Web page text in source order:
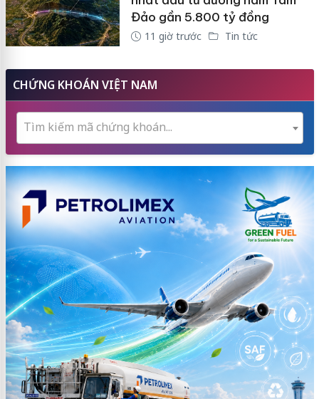
Đảo gần 5.800 tỷ đồng
11 giờ trước Tin tức
CHỨNG KHOÁN VIỆT NAM
Tìm kiếm mã chứng khoán...